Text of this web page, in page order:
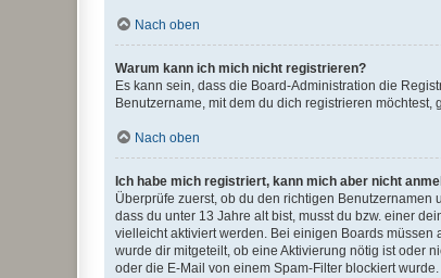
Nach oben
Warum kann ich mich nicht registrieren?
Es kann sein, dass die Board-Administration die
Benutzername, mit dem du dich registrieren
Nach oben
Ich habe mich registriert, kann mich aber nicht
Überprüfe zuerst, ob du den richtigen
dass du unter 13 Jahre alt bist, musst du bzw. einer
vielleicht aktiviert werden. Bei einigen Boards
wurde dir mitgeteilt, ob eine Aktivierung nötig ist oder
oder die E-Mail von einem Spam-Filter blockiert